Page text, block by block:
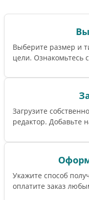
Выберите размер и
цели. Ознакомьтесь
Загрузите
редактор. Добавьте
Укажите способ
оплатите заказ